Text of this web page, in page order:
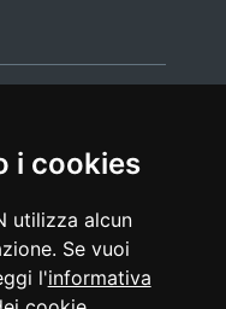
i cookies
utilizza alcun
Se vuoi
l'informativa
glossario